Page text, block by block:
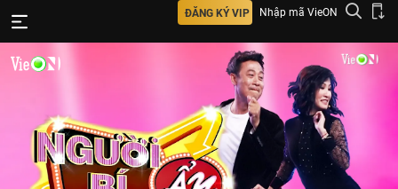
ĐĂNG KÝ VIP Nhập mã VieON